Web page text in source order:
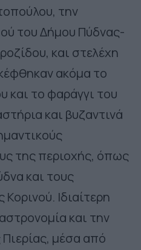
την
του Δήμου Πύδνας-
και στελέχη
ακόμα το
και το φαράγγι του
και βυζαντινά
της περιοχής, όπως
και τους
Ιδιαίτερη
και την
μέσα από